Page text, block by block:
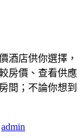
酒店供你選擇，
房價、查看供應
間；不論你想到
admin